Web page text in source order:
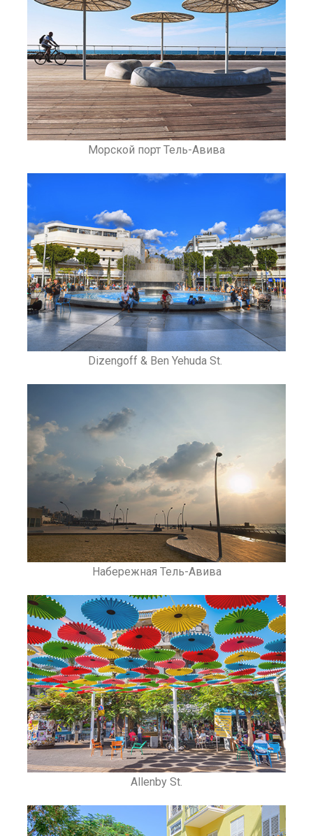
Морской порт Тель-Авива
Dizengoff & Ben Yehuda St. ​
Набережная Тель-Авива
Allenby St.